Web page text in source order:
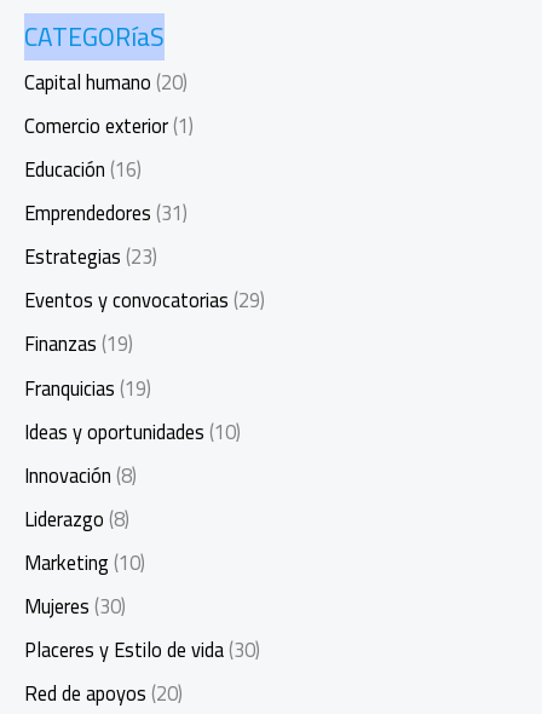
CATEGORíaS
Capital humano(20)
Comercio exterior(1)
Educación(16)
Emprendedores(31)
Estrategias(23)
Eventos y convocatorias(29)
Finanzas(19)
Franquicias(19)
Ideas y oportunidades(10)
Innovación(8)
Liderazgo(8)
Marketing(10)
Mujeres(30)
Placeres y Estilo de vida(30)
Red de apoyos(20)